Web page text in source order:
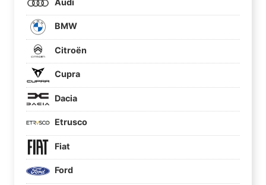
BMW
Citroën
Cupra
Dacia
Etrusco
Fiat
Ford